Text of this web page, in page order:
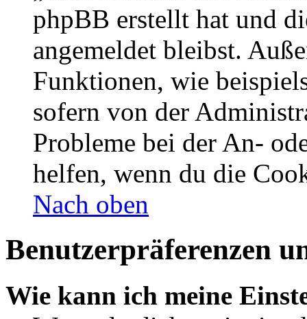
phpBB erstellt hat und
angemeldet bleibst.
Funktionen, wie
sofern von der
Probleme bei der An-
helfen, wenn du die
Nach oben
Benutzerpräferenzen
Wie kann ich meine